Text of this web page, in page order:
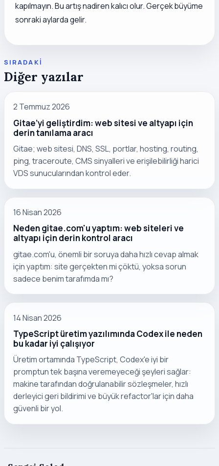
kapılmayın. Bu artış nadiren kalıcı olur. Gerçek büyüme
sonraki aylarda gelir.
SIRADAKI
Diğer yazılar
2 Temmuz 2026
Gitae’yi geliştirdim: web sitesi ve altyapı için
derin tanılama aracı
Gitae; web sitesi, DNS, SSL, portlar, hosting, routing,
ping, traceroute, CMS sinyalleri ve erişilebilirliği harici
VDS sunucularından kontrol eder.
16 Nisan 2026
Neden gitae.com'u yaptım: web siteleri ve
altyapı için derin kontrol aracı
gitae.com'u, önemli bir soruya daha hızlı cevap almak
için yaptım: site gerçekten mi çöktü, yoksa sorun
sadece benim tarafımda mı?
14 Nisan 2026
TypeScript üretim yazılımında Codex ile neden
bu kadar iyi çalışıyor
Üretim ortamında TypeScript, Codex'e iyi bir
promptun tek başına veremeyeceği şeyleri sağlar:
makine tarafından doğrulanabilir sözleşmeler, hızlı
derleyici geri bildirimi ve büyük refactor'lar için daha
güvenli bir yol.